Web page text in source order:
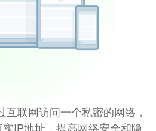
联网访问一个私密的网络，
IP地址，提高网络安全和隐